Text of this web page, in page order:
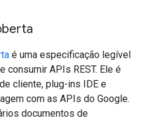
é uma especificação legível
consumir APIs REST. Ele é
cliente, plug-ins IDE e
com as APIs do Google.
documentos de